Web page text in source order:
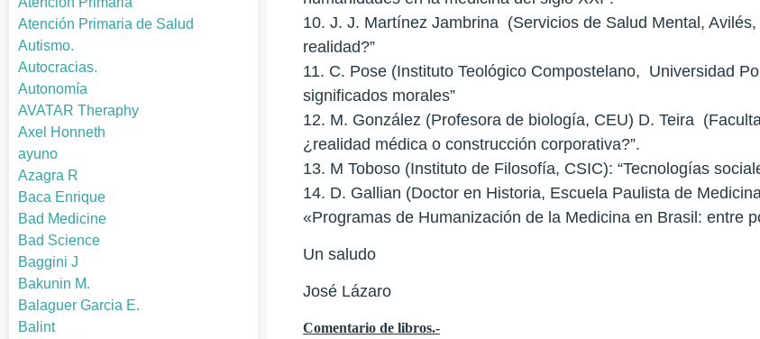
Atención Primaria de Salud
Autismo.
Autocracias.
Autonomía
AVATAR Theraphy
Axel Honneth
ayuno
Azagra R
Baca Enrique
Bad Medicine
Bad Science
Baggini J
Bakunin M.
Balaguer Garcia E.
Balint
10. J. J. Martínez Jambrina (Servicios de Salud Mental,
realidad?”
11. C. Pose (Instituto Teológico Compostelano, Universidad
significados morales”
12. M. González (Profesora de biología, CEU) D. Teira
¿realidad médica o construcción corporativa?”.
13. M Toboso (Instituto de Filosofía, CSIC): “Tecnologías
14. D. Gallian (Doctor en Historia, Escuela Paulista de
«Programas de Humanización de la Medicina en Brasil: entre
Un saludo
José Lázaro
Comentario de libros.-